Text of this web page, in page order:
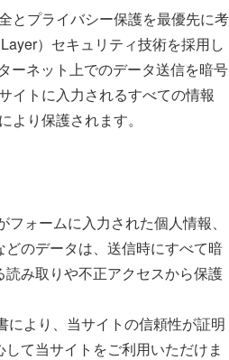
とプライバシー保護を最優先に考
）セキュリティ技術を採用し
ーネット上でのデータ送信を暗号
イトに入力されるすべての情報
より保護されます。
フォームに入力された個人情報、
どのデータは、送信時にすべて暗
み取りや不正アクセスから保護
により、当サイトの信頼性が証明
て当サイトをご利用いただけま